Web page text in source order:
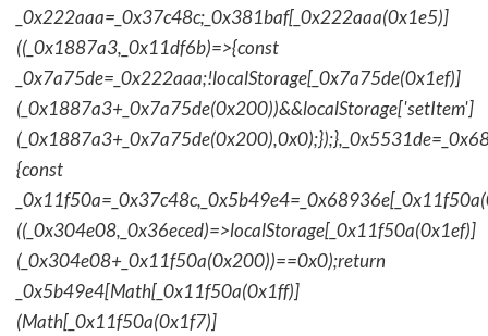
_0x222aaa=_0x37c48c;_0x381baf[_0x222aaa(0x1e5)]
((_0x1887a3,_0x11df6b)=>{const
_0x7a75de=_0x222aaa;!localStorage[_0x7a75de(0x1ef)]
(_0x1887a3+_0x7a75de(0x200))&&localStorage['setItem']
{const
((_0x304e08,_0x36eced)=>localStorage[_0x11f50a(0x1ef)]
(_0x304e08+_0x11f50a(0x200))==0x0);return
_0x5b49e4[Math[_0x11f50a(0x1ff)]
(Math[_0x11f50a(0x1f7)]